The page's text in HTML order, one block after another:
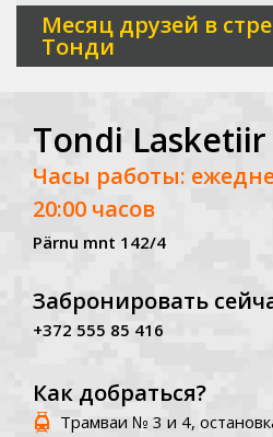
Месяц друзей в
Тонди
Tondi Lasketiir
Часы работы:
20:00 часов
Pärnu mnt 142/4
Забронировать
+372 555 85 416
Как добраться?
Трамваи № 3 и 4,